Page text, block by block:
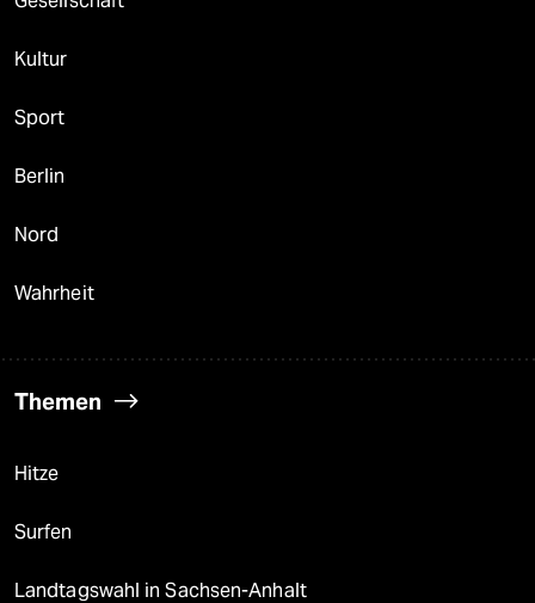
Kultur
Sport
Berlin
Nord
Wahrheit
Themen
Hitze
Surfen
Landtagswahl in Sachsen-Anhalt